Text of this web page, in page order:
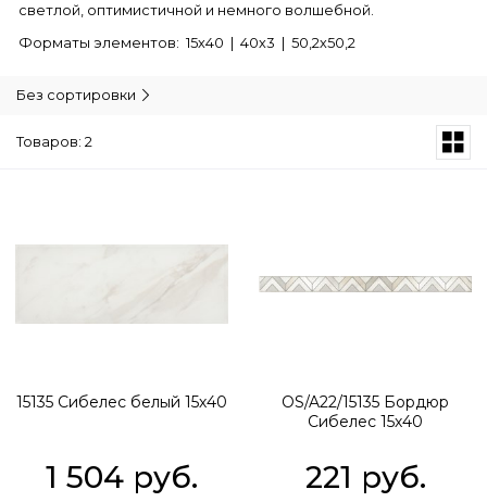
светлой, оптимистичной и немного волшебной.
Форматы элементов: 15х40 | 40х3 | 50,2х50,2
Без сортировки
Товаров: 2
15135 Сибелес белый 15х40
1 504 руб.
OS/A22/15135 Бордюр
Сибелес 15х40
221 руб.